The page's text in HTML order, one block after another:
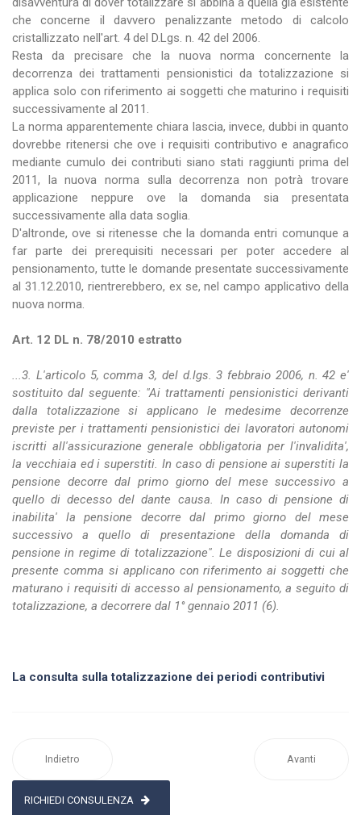
che concerne il davvero penalizzante metodo di calcolo
cristallizzato nell'art. 4 del D.Lgs. n. 42 del 2006.
Resta da precisare che la nuova norma concernente la
decorrenza dei trattamenti pensionistici da totalizzazione si
applica solo con riferimento ai soggetti che maturino i requisiti
successivamente al 2011.
La norma apparentemente chiara lascia, invece, dubbi in quanto
dovrebbe ritenersi che ove i requisiti contributivo e anagrafico
mediante cumulo dei contributi siano stati raggiunti prima del
2011, la nuova norma sulla decorrenza non potrà trovare
applicazione neppure ove la domanda sia presentata
successivamente alla data soglia.
D'altronde, ove si ritenesse che la domanda entri comunque a
far parte dei prerequisiti necessari per poter accedere al
pensionamento, tutte le domande presentate successivamente
al 31.12.2010, rientrerebbero, ex se, nel campo applicativo della
nuova norma.
Art. 12 DL n. 78/2010 estratto
...3. L'articolo 5, comma 3, del d.lgs. 3 febbraio 2006, n. 42 e'
sostituito dal seguente: "Ai trattamenti pensionistici derivanti
dalla totalizzazione si applicano le medesime decorrenze
previste per i trattamenti pensionistici dei lavoratori autonomi
iscritti all'assicurazione generale obbligatoria per l'invalidita',
la vecchiaia ed i superstiti. In caso di pensione ai superstiti la
pensione decorre dal primo giorno del mese successivo a
quello di decesso del dante causa. In caso di pensione di
inabilita' la pensione decorre dal primo giorno del mese
successivo a quello di presentazione della domanda di
pensione in regime di totalizzazione". Le disposizioni di cui al
presente comma si applicano con riferimento ai soggetti che
maturano i requisiti di accesso al pensionamento, a seguito di
totalizzazione, a decorrere dal 1° gennaio 2011 (6).
La consulta sulla totalizzazione dei periodi contributivi
Indietro Avanti
RICHIEDI CONSULENZA